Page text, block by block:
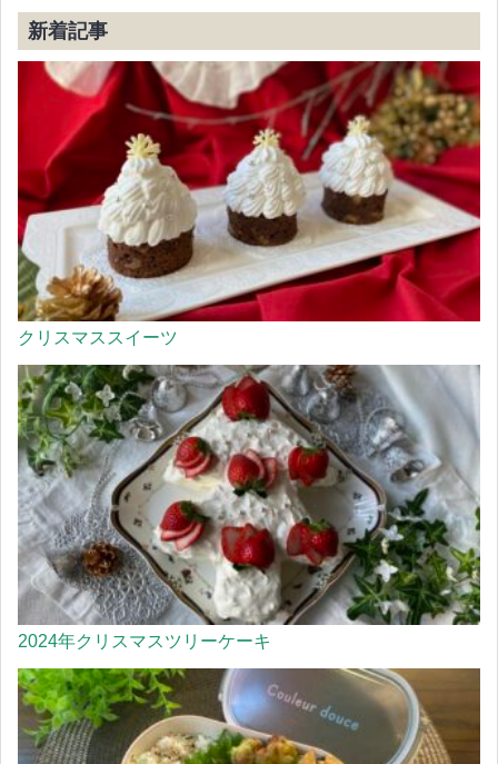
新着記事
クリスマススイーツ
2024年クリスマスツリーケーキ